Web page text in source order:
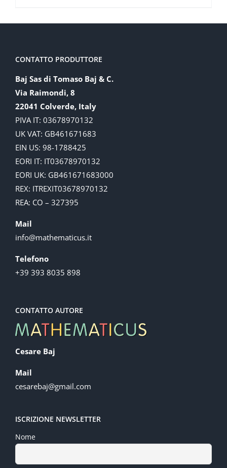
CONTATTO PRODUTTORE
Baj Sas di Tomaso Baj & C.
Via Raimondi, 8
22041 Colverde, Italy
PIVA IT: 03678970132
UK VAT: GB461671683
EIN US: 98-1788425
EORI IT: IT03678970132
EORI UK: GB461671683000
REX: ITREXIT03678970132
REA: CO – 327395
Mail
info@mathematicus.it
Telefono
+39 393 8035 898
CONTATTO AUTORE
Cesare Baj
Mail
cesarebaj@gmail.com
ISCRIZIONE NEWSLETTER
Nome